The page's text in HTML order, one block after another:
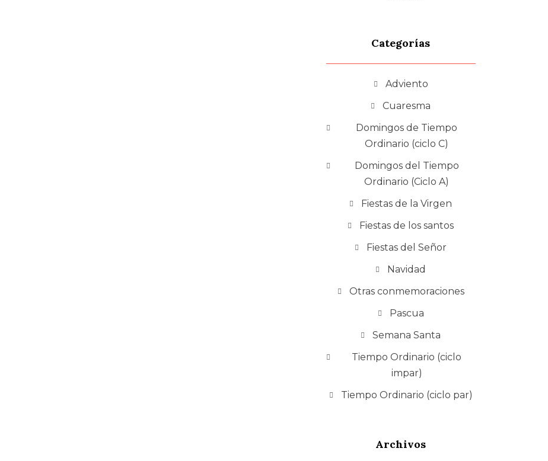
Categorías
Adviento
Cuaresma
Domingos de Tiempo
Ordinario (ciclo C)
Domingos del Tiempo
Ordinario (Ciclo A)
Fiestas de la Virgen
Fiestas de los santos
Fiestas del Señor
Navidad
Otras conmemoraciones
Pascua
Semana Santa
Tiempo Ordinario (ciclo
impar)
Tiempo Ordinario (ciclo par)
Archivos